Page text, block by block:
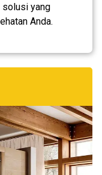
solusi yang
Anda.